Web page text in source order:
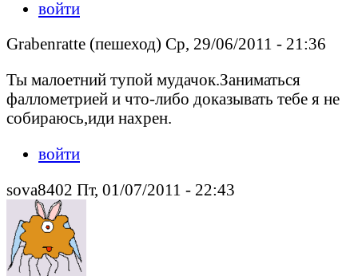
войти
Grabenratte (пешеход) Ср, 29/06/2011 - 21:36
Ты малоетний тупой мудачок.Заниматься
фаллометрией и что-либо доказывать тебе я не
собираюсь,иди нахрен.
войти
sova8402 Пт, 01/07/2011 - 22:43